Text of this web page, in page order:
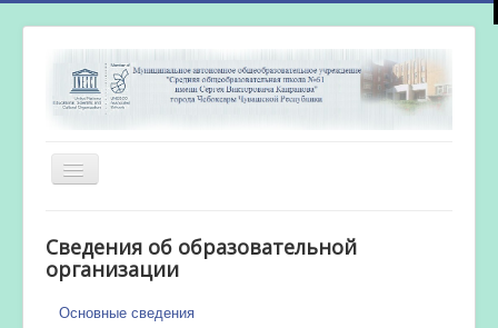
Включить/
выключить
Новости
Сведения об образовательной
организации
Основные сведения